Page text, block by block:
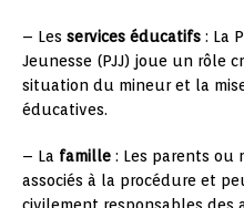
– Les services éducatifs : La
Jeunesse (PJJ) joue un rôle
situation du mineur et la
éducatives.
– La famille : Les parents ou
associés à la procédure et
civilement responsables des